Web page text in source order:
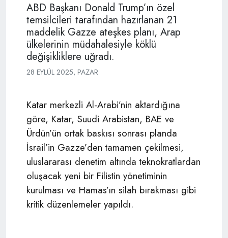
ABD Başkanı Donald Trump’ın özel
temsilcileri tarafından hazırlanan 21
maddelik Gazze ateşkes planı, Arap
ülkelerinin müdahalesiyle köklü
değişikliklere uğradı.
28 EYLÜL 2025, PAZAR
Katar merkezli Al-Arabi’nin aktardığına
göre, Katar, Suudi Arabistan, BAE ve
Ürdün’ün ortak baskısı sonrası planda
İsrail’in Gazze’den tamamen çekilmesi,
uluslararası denetim altında teknokratlardan
oluşacak yeni bir Filistin yönetiminin
kurulması ve Hamas’ın silah bırakması gibi
kritik düzenlemeler yapıldı.